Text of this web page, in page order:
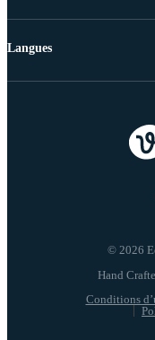
© 2026
Conditions
Langues